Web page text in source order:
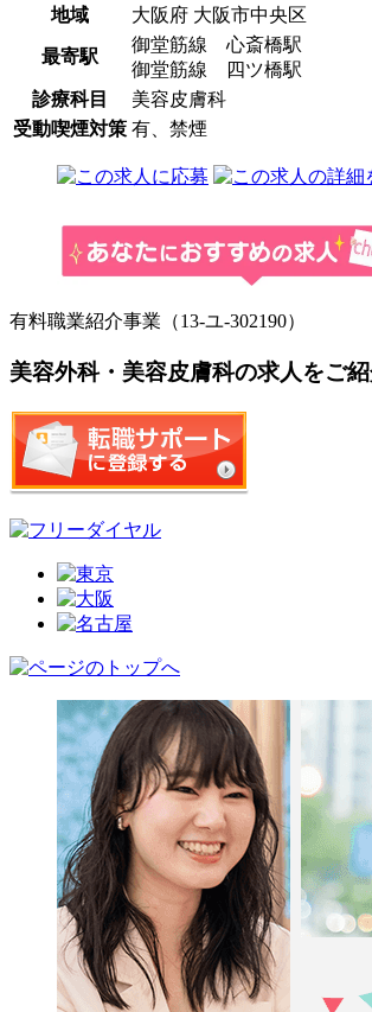
地域 大阪府 大阪市中央区
最寄駅
御堂筋線 心斎橋駅
御堂筋線 四ツ橋駅
診療科目
美容皮膚科
受動喫煙対策 有、禁煙
有料職業紹介事業（13-ユ-302190）
美容外科・美容皮膚科の求人をご紹